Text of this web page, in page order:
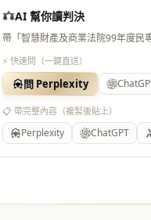
AI 幫你讀判決
帶「智慧財產及商業法院99年度
⚡ 快速問（一鍵直送）
問 Perplexity
📋 帶完整內容（複製後貼上）
Perplexity ChatGPT